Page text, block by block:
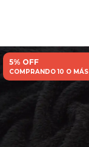
5% OFF
COMPRANDO 10 O MÁS